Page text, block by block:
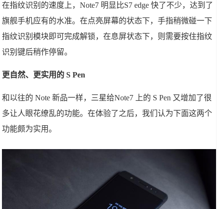
在指纹识别的速度上，Note7 明显比S7 edge 快了不少，达到了
旗舰手机应有的水准。在点亮屏幕的状态下，手指稍微碰一下
指纹识别模块即可完成解锁，在息屏状态下，则需要按住指纹
识别键后稍作停留。
更自然、更实用的 S Pen
和以往的 Note 新品一样，三星给Note7 上的 S Pen 又增加了很
多让人眼花缭乱的功能。在体验了之后，我们认为下面这两个
功能颇为实用。